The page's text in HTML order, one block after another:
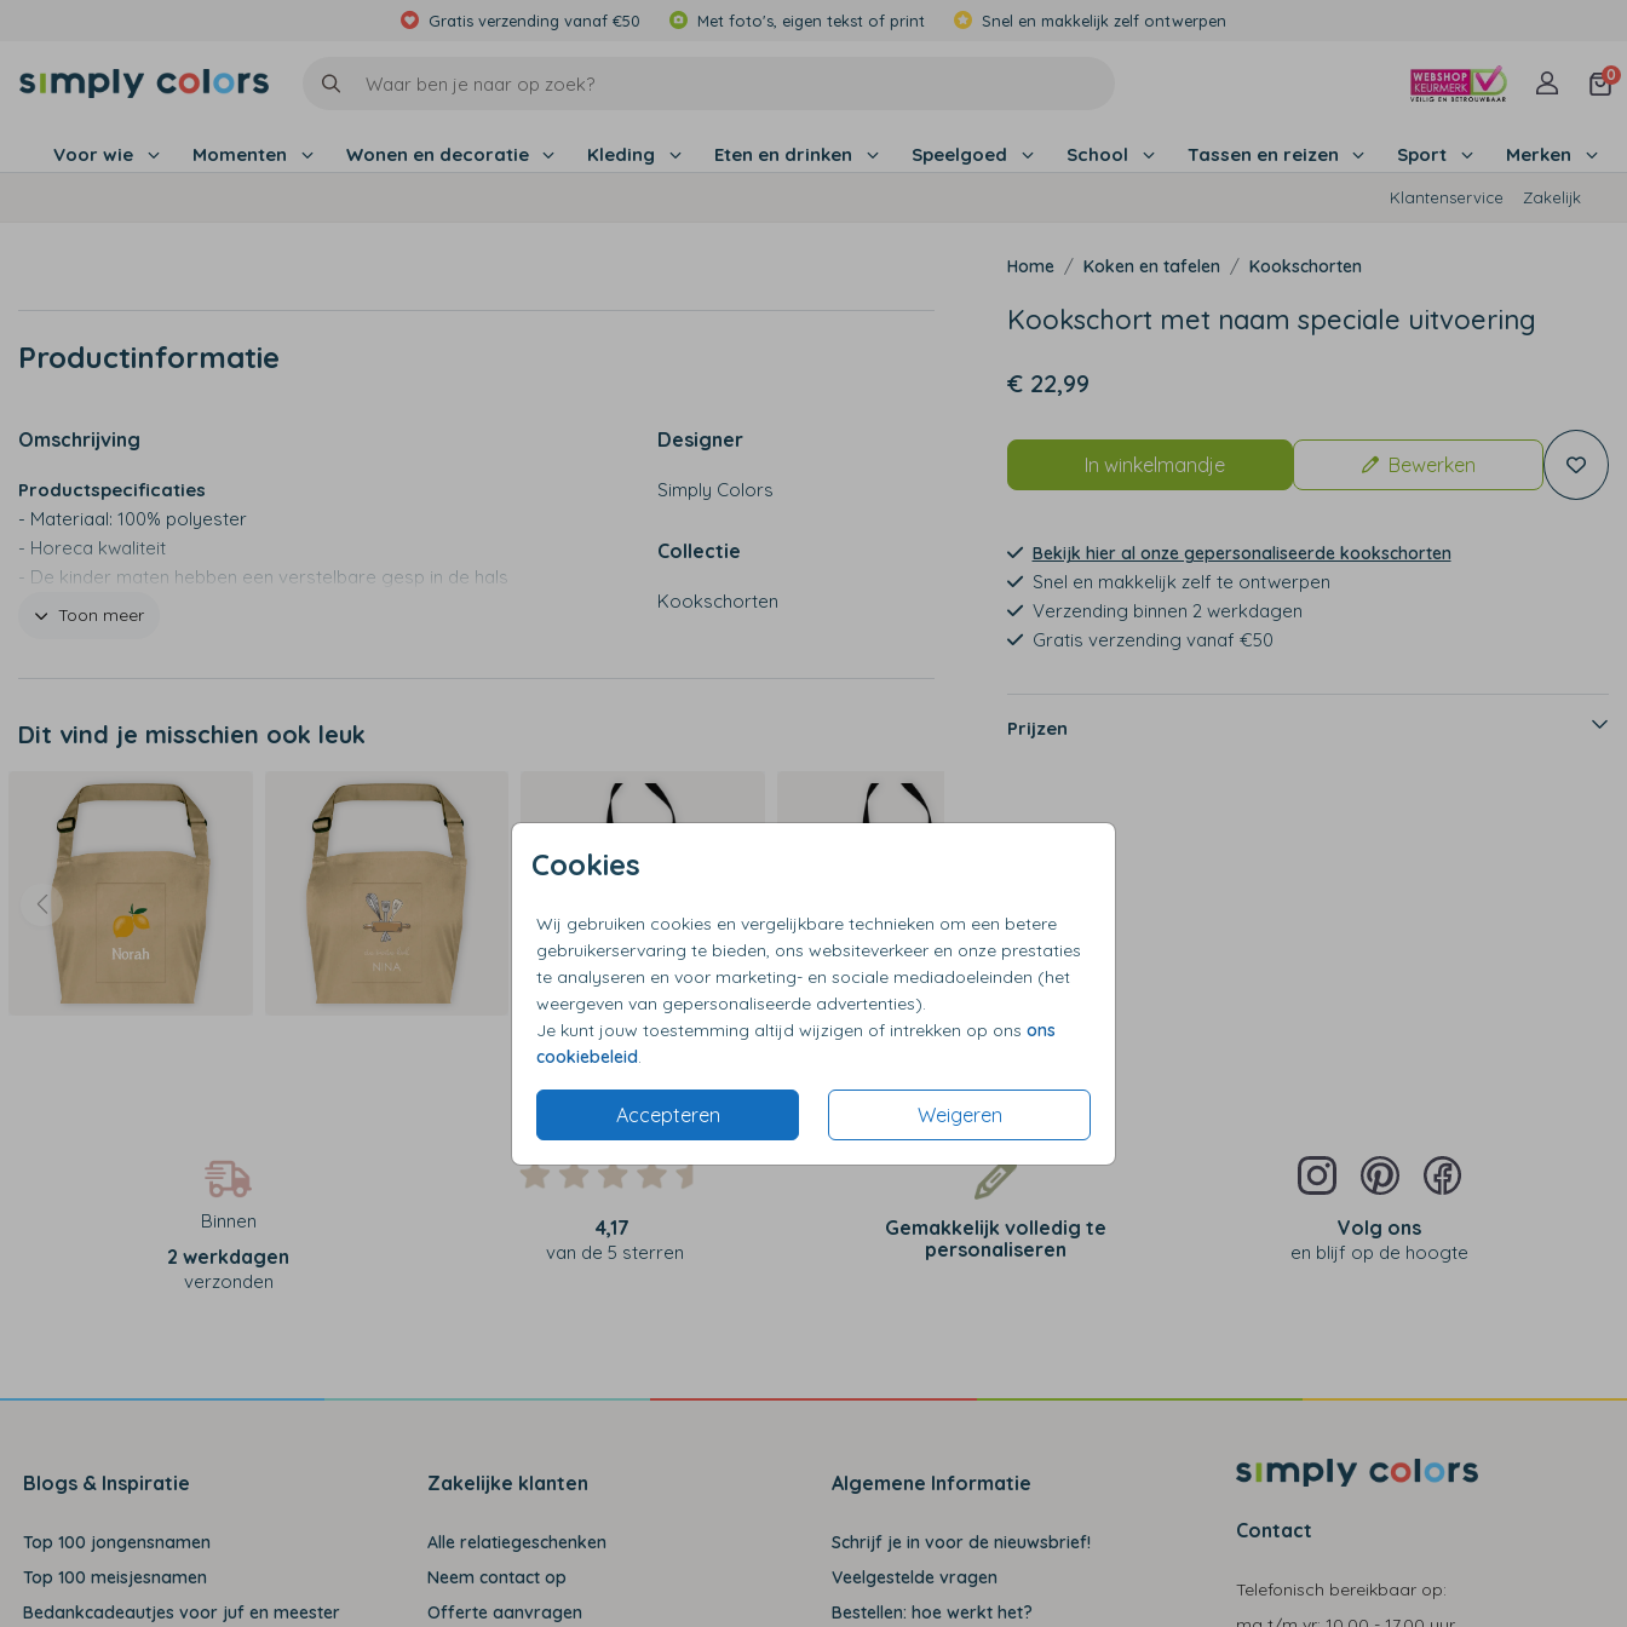
Gratis verzending vanaf €50 Met foto's, eigen tekst of print Snel en makkelijk zelf ontwerpen
0
Voor wie Momenten Wonen en decoratie Kleding Eten en drinken Speelgoed School Tassen en reizen Sport Merken
Klantenservice Zakelijk
Cookies
Wij gebruiken cookies en vergelijkbare technieken om een betere
gebruikerservaring te bieden, ons websiteverkeer en onze prestaties
te analyseren en voor marketing- en sociale mediadoeleinden (het
weergeven van gepersonaliseerde advertenties).
Je kunt jouw toestemming altijd wijzigen of intrekken op ons ons
cookiebeleid
Accepteren Weigeren
Productinformatie
Omschrijving
Productspecificaties
- Materiaal: 100% polyester
- Horeca kwaliteit
- De kinder maten hebben een verstelbare gesp in de hals
- Wassen op maximaal 30 graden
Toon meer
Designer
Simply Colors
Collectie
Kookschorten
Dit vind je misschien ook leuk
Koken en tafelen Kookschorten
Kookschort met naam speciale uitvoering
€ 22,99
In winkelmandje Bewerken
Bekijk hier al onze gepersonaliseerde kookschorten
Snel en makkelijk zelf te ontwerpen
Verzending binnen 2 werkdagen
Gratis verzending vanaf €50
Prijzen
Binnen
2 werkdagen
verzonden
4,17
van de 5 sterren
Gemakkelijk volledig te
personaliseren
Volg ons
en blijf op de hoogte
Blogs & Inspiratie
Top 100 jongensnamen
Top 100 meisjesnamen
Bedankcadeautjes voor juf en meester
Zakelijke klanten
Alle relatiegeschenken
Neem contact op
Offerte aanvragen
Algemene Informatie
Schrijf je in voor de nieuwsbrief!
Veelgestelde vragen
Bestellen: hoe werkt het?
Contact
Telefonisch bereikbaar op: